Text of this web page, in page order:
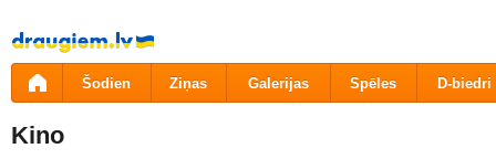
Pāriet
uz
saturu
Šodien Ziņas Galerijas Spēles D-biedri
Kino